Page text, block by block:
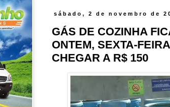
sábado, 2 de novembro de
GÁS DE COZINHA
ONTEM, SEXTA-
CHEGAR A R$ 150